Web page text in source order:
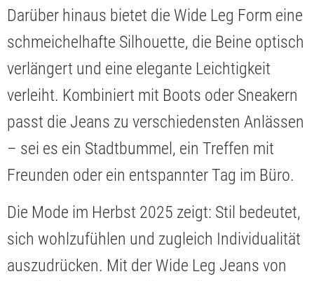
Darüber hinaus bietet die Wide Leg Form eine
schmeichelhafte Silhouette, die Beine optisch
verlängert und eine elegante Leichtigkeit
verleiht. Kombiniert mit Boots oder Sneakern
passt die Jeans zu verschiedensten Anlässen
– sei es ein Stadtbummel, ein Treffen mit
Freunden oder ein entspannter Tag im Büro.
Die Mode im Herbst 2025 zeigt: Stil bedeutet,
sich wohlzufühlen und zugleich Individualität
auszudrücken. Mit der Wide Leg Jeans von